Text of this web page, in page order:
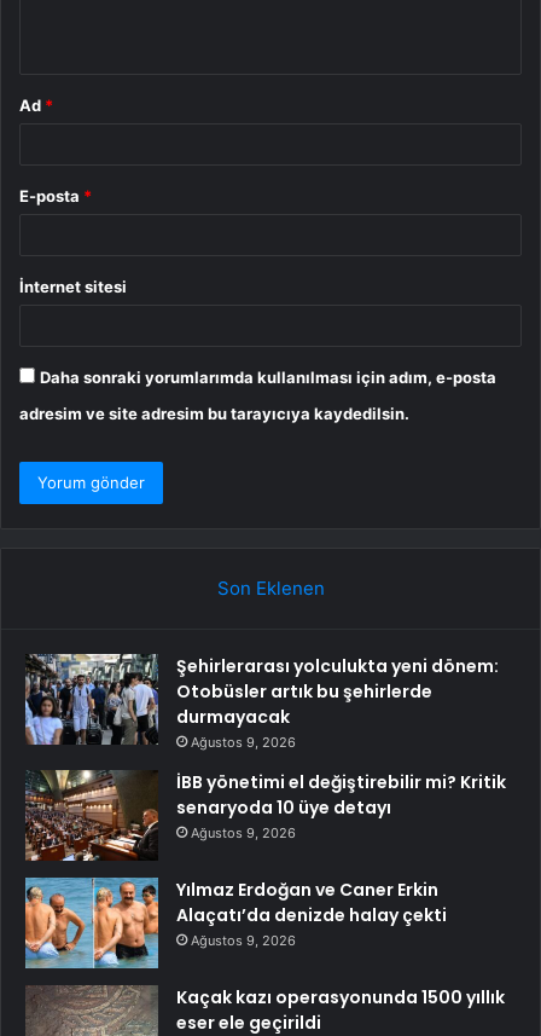
Ad *
E-posta *
İnternet sitesi
Daha sonraki yorumlarımda kullanılması için adım, e-posta
adresim ve site adresim bu tarayıcıya kaydedilsin.
Son Eklenen
Şehirlerarası yolculukta yeni dönem:
Otobüsler artık bu şehirlerde
durmayacak
Ağustos 9, 2026
İBB yönetimi el değiştirebilir mi? Kritik
senaryoda 10 üye detayı
Ağustos 9, 2026
Yılmaz Erdoğan ve Caner Erkin
Alaçatı’da denizde halay çekti
Ağustos 9, 2026
Kaçak kazı operasyonunda 1500 yıllık
eser ele geçirildi